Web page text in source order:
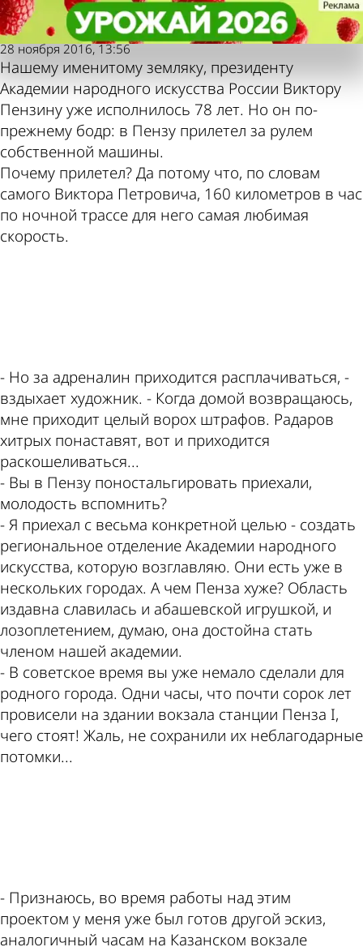
Виктор Пензин: «Современное
искусство отупляет молодежь»
Молодой
ленинец
28 ноября 2016, 13:56
Нашему именитому земляку, президенту
Академии народного искусства России Виктору
Пензину уже исполнилось 78 лет. Но он по-
прежнему бодр: в Пензу прилетел за рулем
собственной машины.
Почему прилетел? Да потому что, по словам
самого Виктора Петровича, 160 километров в час
по ночной трассе для него самая любимая
скорость.
- Но за адреналин приходится расплачиваться, -
вздыхает художник. - Когда домой возвращаюсь,
мне приходит целый ворох штрафов. Радаров
хитрых понаставят, вот и приходится
раскошеливаться...
- Вы в Пензу поностальгировать приехали,
молодость вспомнить?
- Я приехал с весьма конкретной целью - создать
региональное отделение Академии народного
искусства, которую возглавляю. Они есть уже в
нескольких городах. А чем Пенза хуже? Область
издавна славилась и абашевской игрушкой, и
лозоплетением, думаю, она достойна стать
членом нашей академии.
- В советское время вы уже немало сделали для
родного города. Одни часы, что почти сорок лет
провисели на здании вокзала станции Пенза I,
чего стоят! Жаль, не сохранили их неблагодарные
потомки...
- Признаюсь, во время работы над этим
проектом у меня уже был готов другой эскиз,
аналогичный часам на Казанском вокзале
Виктор Пензин: «Современное
искусство отупляет молодежь»
Молодой
ленинец
Также
пресса
пишет по
Погода и
курсы
валют в